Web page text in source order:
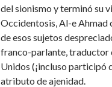
del sionismo y terminó su
Occidentosis, Al-e Ahmad
de esos sujetos
franco-parlante, traductor
Unidos (¡incluso participó
atributo de ajenidad.